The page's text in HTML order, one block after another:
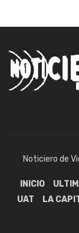
Noticiero de
INICIO
UAT
LA